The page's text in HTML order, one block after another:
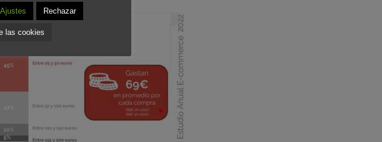
Ajustes Rechazar
las cookies